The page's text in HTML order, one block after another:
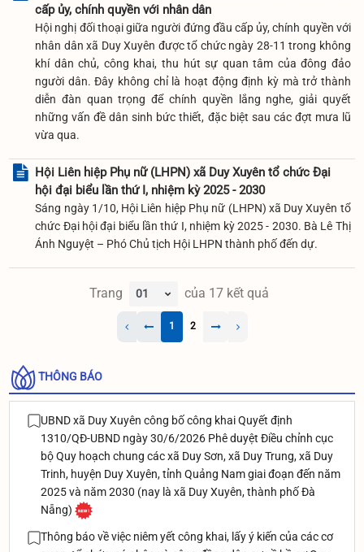
cấp ủy, chính quyền với nhân dân
Hội nghị đối thoại giữa người đứng đầu cấp ủy, chính quyền với
nhân dân xã Duy Xuyên được tổ chức ngày 28-11 trong không
khí dân chủ, công khai, thu hút sự quan tâm của đông đảo
người dân. Đây không chỉ là hoạt động định kỳ mà trở thành
diễn đàn quan trọng để chính quyền lắng nghe, giải quyết
những vấn đề dân sinh bức thiết, đặc biệt sau các đợt mưa lũ
vừa qua.
Hội Liên hiệp Phụ nữ (LHPN) xã Duy Xuyên tổ chức Đại
hội đại biểu lần thứ I, nhiệm kỳ 2025 - 2030
Sáng ngày 1/10, Hội Liên hiệp Phụ nữ (LHPN) xã Duy Xuyên tổ
chức Đại hội đại biểu lần thứ I, nhiệm kỳ 2025 - 2030. Bà Lê Thị
Ánh Nguyệt – Phó Chủ tịch Hội LHPN thành phố đến dự.
Trang của 17kết quả
1 2
THÔNG BÁO
UBND xã Duy Xuyên công bố công khai Quyết định
1310/QĐ-UBND ngày 30/6/2026 Phê duyệt Điều chỉnh cục
bộ Quy hoạch chung các xã Duy Sơn, xã Duy Trung, xã Duy
Trinh, huyện Duy Xuyên, tỉnh Quảng Nam giai đoạn đến năm
2025 và năm 2030 (nay là xã Duy Xuyên, thành phố Đà
Nẵng)
Thông báo về việc niêm yết công khai, lấy ý kiến của các cơ